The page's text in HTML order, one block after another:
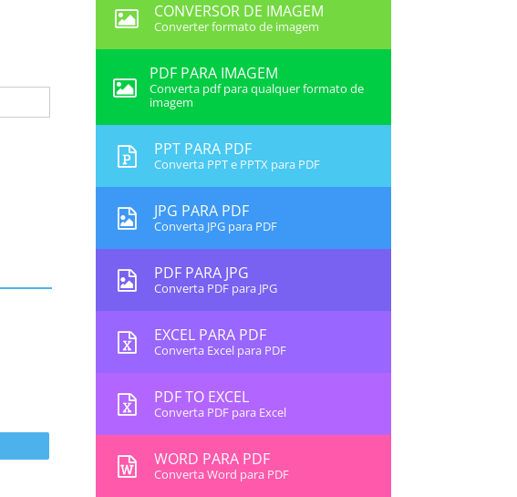
CONVERSOR DE IMAGEM
Converter formato de imagem
PDF PARA IMAGEM
Converta pdf para qualquer formato de
imagem
PPT PARA PDF
Converta PPT e PPTX para PDF
JPG PARA PDF
Converta JPG para PDF
PDF PARA JPG
Converta PDF para JPG
EXCEL PARA PDF
Converta Excel para PDF
PDF TO EXCEL
Converta PDF para Excel
WORD PARA PDF
Converta Word para PDF